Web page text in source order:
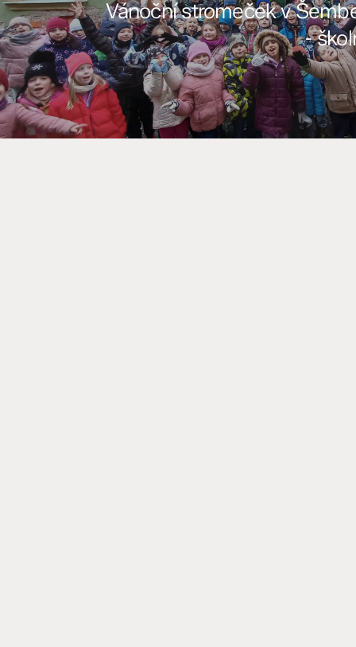
Vánoční stromeček v
-